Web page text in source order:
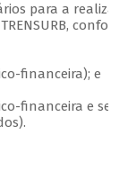
para a
financeira); e
financeira e